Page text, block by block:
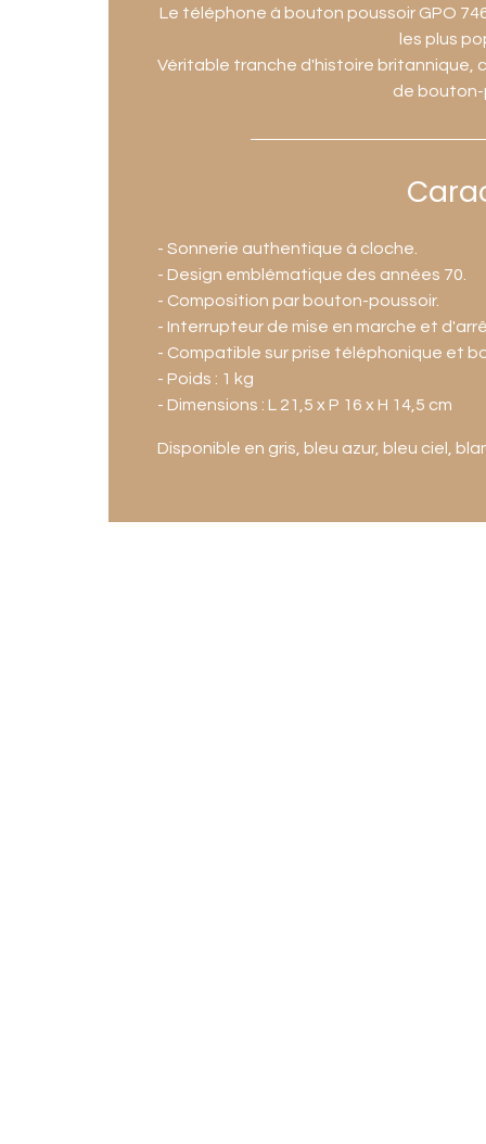
Le téléphone à bouton poussoir GPO
les plus
Véritable tranche d'histoire
de bouton-
- Sonnerie authentique à cloche.
- Design emblématique des années 70.
- Composition par bouton-poussoir.
- Interrupteur de mise en marche et
- Compatible sur prise téléphonique et
- Poids : 1 kg
- Dimensions : L 21,5 x P 16 x H 14,5 cm
Disponible en gris, bleu azur, bleu ciel,